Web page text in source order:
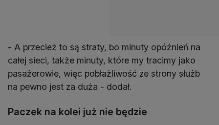
- A przecież to są straty, bo minuty opóźnień na
całej sieci, także minuty, które my tracimy jako
pasażerowie, więc pobłażliwość ze strony służb
na pewno jest za duża - dodał.
Paczek na kolei już nie będzie